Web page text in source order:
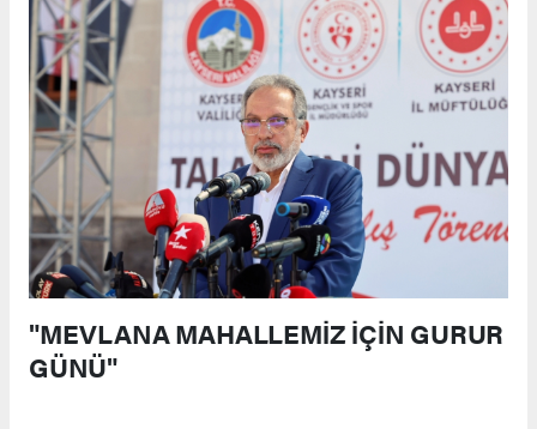
"MEVLANA MAHALLEMİZ İÇİN GURUR
GÜNÜ"